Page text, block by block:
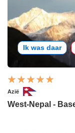
Ik was daar
Azië
West-Nepal -